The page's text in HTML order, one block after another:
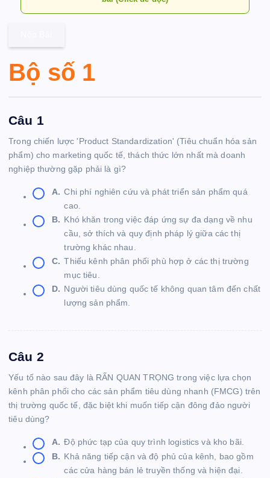
Bộ số 1
Câu 1
Trong chiến lược 'Product Standardization' (Tiêu chuẩn hóa sản
phẩm) cho marketing quốc tế, thách thức lớn nhất mà doanh
nghiệp thường gặp phải là gì?
A. Chi phí nghiên cứu và phát triển sản phẩm quá
cao.
B. Khó khăn trong việc đáp ứng sự đa dạng về nhu
cầu, sở thích và quy định pháp lý giữa các thị
trường khác nhau.
C. Thiếu kênh phân phối phù hợp ở các thị trường
mục tiêu.
D. Người tiêu dùng quốc tế không quan tâm đến chất
lượng sản phẩm.
Câu 2
Yếu tố nào sau đây là RẤN QUAN TRỌNG trong việc lựa chọn
kênh phân phối cho các sản phẩm tiêu dùng nhanh (FMCG) trên
thị trường quốc tế, đặc biệt khi muốn tiếp cận đông đảo người
tiêu dùng?
A. Độ phức tạp của quy trình logistics và kho bãi.
B. Khả năng tiếp cận và độ phủ của kênh, bao gồm
các cửa hàng bán lẻ truyền thống và hiện đại.